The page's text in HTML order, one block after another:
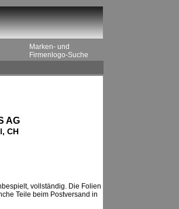
Marken- und
Firmenlogo-Suche
AG
CH
vollständig. Die Folien
Teile beim Postversand in